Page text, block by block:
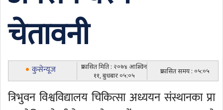
चेतावनी
कुसेन्यूज
प्रकासित मिति : २०७४ आश्विन
११, बुधबार ०५:०५
प्रकासित समय : ०५:०५
त्रिभुवन विश्वविद्यालय चिकित्सा अध्ययन संस्थानका प्रा